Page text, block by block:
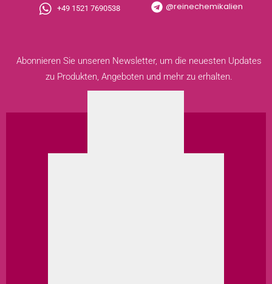
+49 1521 7690538
@reinechemikalien
Abonnieren Sie unseren Newsletter, um die neuesten Updates
zu Produkten, Angeboten und mehr zu erhalten.